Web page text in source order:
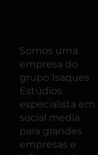
Somos uma
empresa do
grupo Isaques
Estúdios
especialista em
social media
para grandes
empresas e